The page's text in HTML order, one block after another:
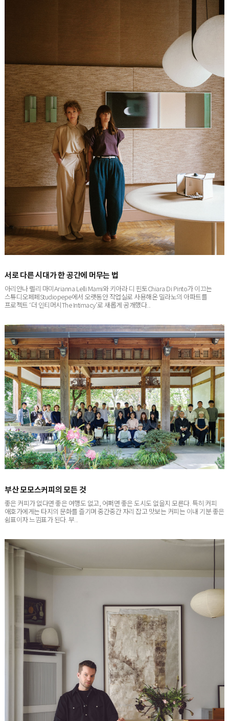
아리안나 렐리 마미Arianna Lelli Mami와 키아라 디 핀토Chiara Di Pinto가 이끄는
스튜디오페페Studiopepe에서 오랫동안 작업실로 사용해온 밀라노의 아파트를
프로젝트 ‘더 인티머시The Intimacy’로 새롭게 공개했다...
좋은 커피가 없다면 좋은 여행도 없고, 어쩌면 좋은 도시도 없을지 모른다. 특히 커피
애호가에게는 타지의 문화를 즐기며 중간중간 자리 잡고 맛보는 커피는 이내 기분 좋은
쉼표이자 느낌표가 된다. 부...